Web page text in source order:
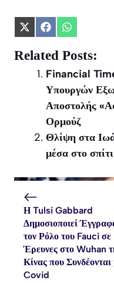
Share
X
(Twitter)
Share
Facebook
Share
WhatsApp
Related Posts:
Financial
Υπουργών
Αποστολής
Ορμούζ
Θλίψη στα
μέσα στο
Η Tulsi Gabbard
Δημοσιοποιεί
τον Ρόλο του Fauci σε
Έρευνες στο Wuhan
Κίνας που Συνδέονται
Covid